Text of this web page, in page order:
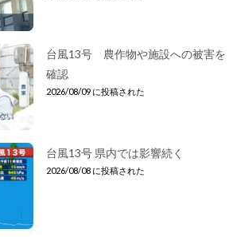
台風13号 農作物や施設への被害を
確認
2026/08/09 に投稿された
台風13号 県内では影響続く
2026/08/08 に投稿された